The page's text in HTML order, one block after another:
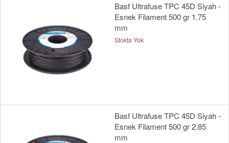
Basf Ultrafuse TPC 45D Siyah -
Esnek Filament 500 gr 1.75
mm
Stokta Yok
Basf Ultrafuse TPC 45D Siyah -
Esnek Filament 500 gr 2.85
mm